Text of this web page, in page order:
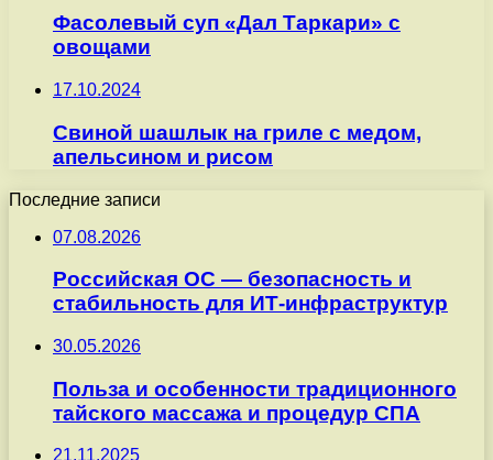
Фасолевый суп «Дал Таркари» с
овощами
17.10.2024
Свиной шашлык на гриле с медом,
апельсином и рисом
Последние записи
07.08.2026
Российская ОС — безопасность и
стабильность для ИТ-инфраструктур
30.05.2026
Польза и особенности традиционного
тайского массажа и процедур СПА
21.11.2025